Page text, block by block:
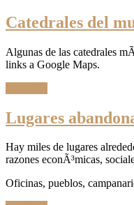
Catedrales del
Algunas de las catedrales
links a Google Maps.
Lugares
Hay miles de lugares
razones econÃ³micas,
Oficinas, pueblos,